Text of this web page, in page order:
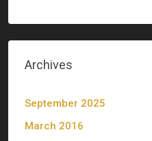
Archives
September 2025
March 2016